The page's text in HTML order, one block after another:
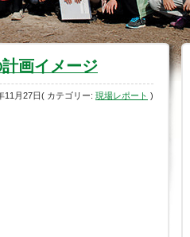
画イメージ
11月27日( カテゴリー: 現場レポート )